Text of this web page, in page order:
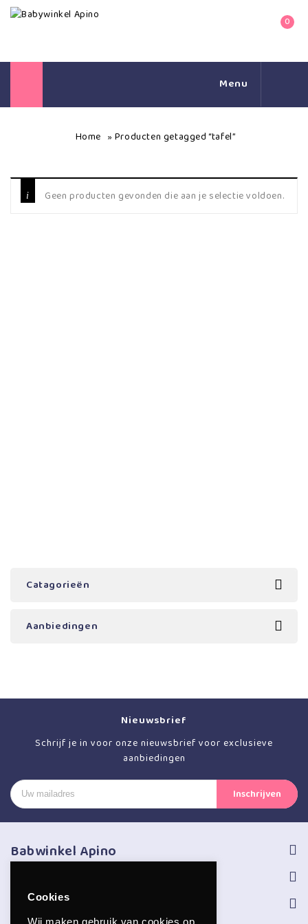
0
Menu
Home » Producten getagged “tafel”
Geen producten gevonden die aan je selectie voldoen.
Catagorieën
Aanbiedingen
Nieuwsbrief
Schrijf je in voor onze nieuwsbrief voor exclusieve
aanbiedingen
Babwinkel Apino
Informatie
Cookies